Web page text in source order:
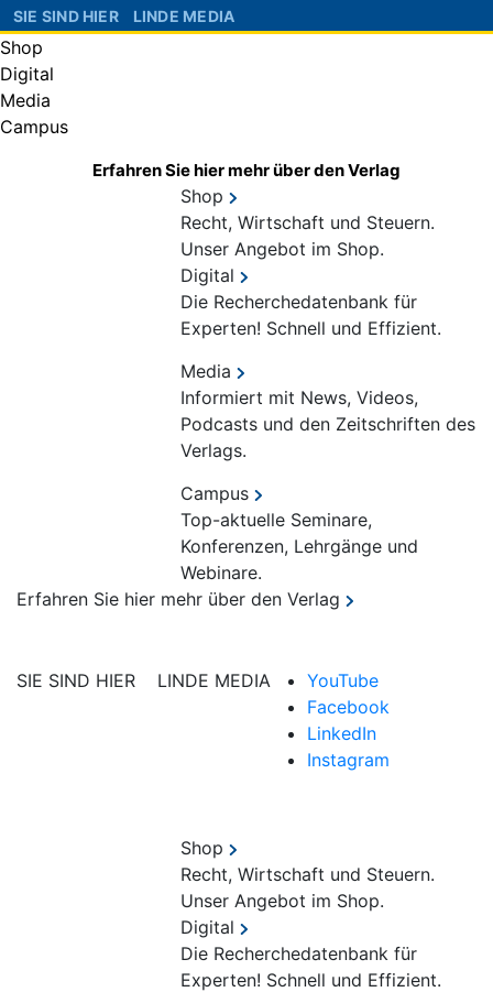
SIE SIND HIER LINDE MEDIA
Shop
Digital
Media
Campus
Erfahren Sie hier mehr über den Verlag
Shop
Recht, Wirtschaft und Steuern.
Unser Angebot im Shop.
Digital
Die Recherchedatenbank für
Experten! Schnell und Effizient.
Media
Informiert mit News, Videos,
Podcasts und den Zeitschriften des
Verlags.
Campus
Top-aktuelle Seminare,
Konferenzen, Lehrgänge und
Webinare.
Erfahren Sie hier mehr über den Verlag
SIE SIND HIER LINDE MEDIA
YouTube
Facebook
LinkedIn
Instagram
Shop
Recht, Wirtschaft und Steuern.
Unser Angebot im Shop.
Digital
Die Recherchedatenbank für
Experten! Schnell und Effizient.